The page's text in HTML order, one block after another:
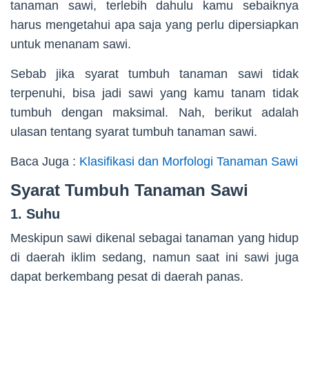
tanaman sawi, terlebih dahulu kamu sebaiknya
harus mengetahui apa saja yang perlu dipersiapkan
untuk menanam sawi.
Sebab jika syarat tumbuh tanaman sawi tidak
terpenuhi, bisa jadi sawi yang kamu tanam tidak
tumbuh dengan maksimal. Nah, berikut adalah
ulasan tentang syarat tumbuh tanaman sawi.
Baca Juga : Klasifikasi dan Morfologi Tanaman Sawi
Syarat Tumbuh Tanaman Sawi
1. Suhu
Meskipun sawi dikenal sebagai tanaman yang hidup
di daerah iklim sedang, namun saat ini sawi juga
dapat berkembang pesat di daerah panas.